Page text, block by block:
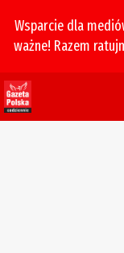
Wsparcie dla
ważne! Razem